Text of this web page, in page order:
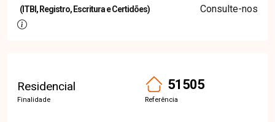
(ITBI, Registro, Escritura e Certidões) Consulte-nos
Residencial
Finalidade
51505
Referência